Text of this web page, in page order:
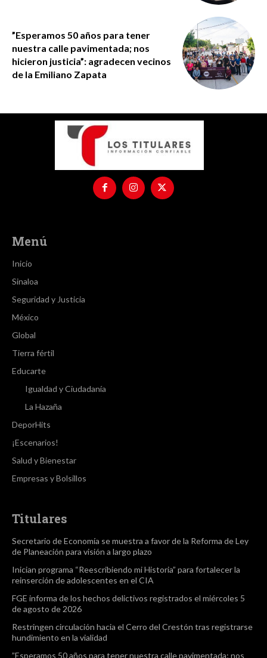
”Esperamos 50 años para tener
nuestra calle pavimentada; nos
hicieron justicia”: agradecen vecinos
de la Emiliano Zapata
Menú
Inicio
Sinaloa
Seguridad y Justicia
México
Global
Tierra fértil
Educarte
Igualdad y Ciudadanía
La Hazaña
DeporHits
¡Escenarios!
Salud y Bienestar
Empresas y Bolsillos
Titulares
Secretario de Economía se muestra a favor de la Reforma de Ley
de Planeación para visión a largo plazo
Inician programa “Reescribiendo mi Historia” para fortalecer la
reinserción de adolescentes en el CIA
FGE informa de los hechos delictivos registrados el miércoles 5
de agosto de 2026
Restringen circulación hacia el Cerro del Crestón tras registrarse
hundimiento en la vialidad
”Esperamos 50 años para tener nuestra calle pavimentada; nos